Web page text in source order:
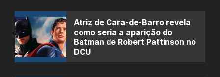
Atriz de Cara-de-Barro revela
como seria a aparição do
Batman de Robert Pattinson no
DCU